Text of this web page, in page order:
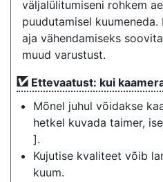
väljalülitumiseni rohkem
puudutamisel
aja vähendamiseks
muud varustust.
Ettevaatust: kui
Mõnel juhul võidakse
hetkel kuvada taimer,
].
Kujutise kvaliteet võib
kuum.